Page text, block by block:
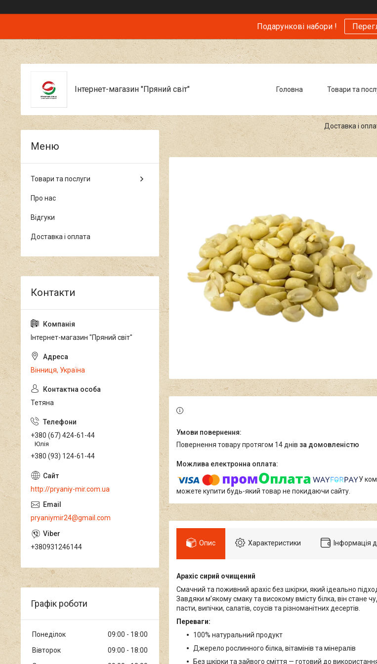
Подарункові набори !
Інтернет-магазин "Пряний світ" Головна Товари та
Доставка і
повернення товару протягом 14 днів за домовленістю
У
можете купити будь-який товар не покидаючи сайту.
Опис Характеристики Інформація
Арахіс сирий очищений
Смачний та поживний арахіс без шкірки, який ідеально
Завдяки м’якому смаку та високому вмісту білка, він стане
пасти, випічки, салатів, соусів та різноманітних десертів.
Переваги:
100% натуральний продукт
Джерело рослинного білка, вітамінів та мінералів
Без шкірки та зайвого сміття — готовий до
Товари та послуги
Про нас
Відгуки
Доставка і оплата
Інтернет-магазин "Пряний світ"
Вінниця, Україна
Тетяна
+380 (67) 424-61-44
Юлія
+380 (93) 124-61-44
http://pryaniy-mir.com.ua
pryaniymir24@gmail.com
+380931246144
Графік роботи
Понеділок 09:00
18:00
Вівторок
09:00
18:00